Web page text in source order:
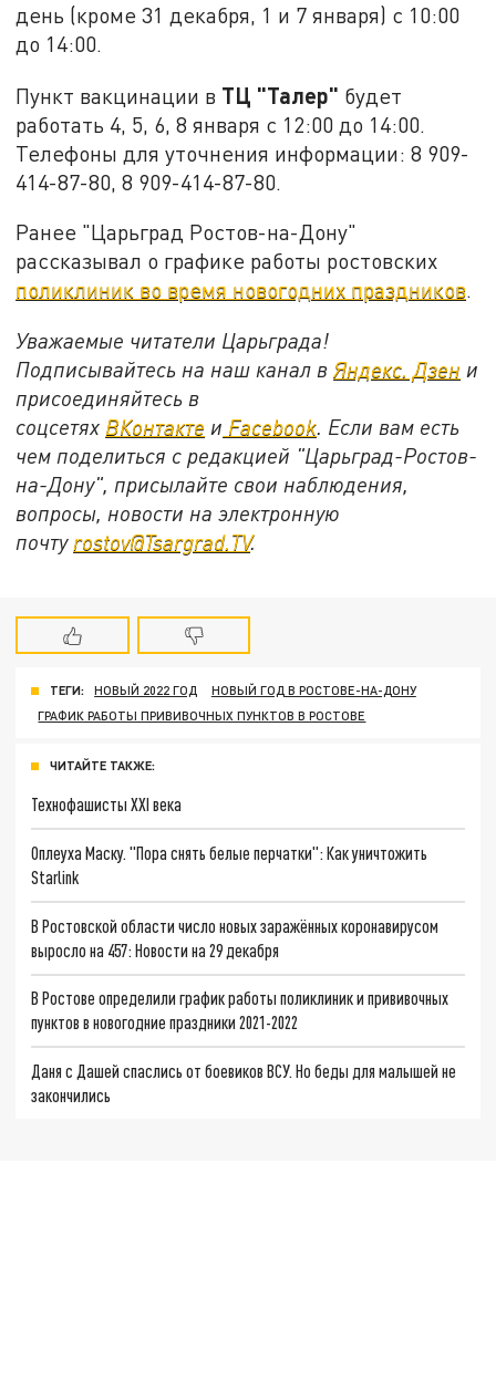
день (кроме 31 декабря, 1 и 7 января) с 10:00
до 14:00.
Пункт вакцинации в ТЦ "Талер" будет
работать 4, 5, 6, 8 января с 12:00 до 14:00.
Телефоны для уточнения информации: 8 909-
414-87-80, 8 909-414-87-80.
Ранее "Царьград Ростов-на-Дону"
рассказывал о графике работы ростовских
поликлиник во время новогодних праздников.
Уважаемые читатели Царьграда!
Подписывайтесь на наш канал вЯндекс. Дзен и
присоединяйтесь в
соцсетях ВКонтакте и Facebook. Если вам есть
чем поделиться с редакцией "Царьград-Ростов-
на-Дону", присылайте свои наблюдения,
вопросы, новости на электронную
почту rostov@Tsargrad.ТV.
ТЕГИ: НОВЫЙ 2022 ГОД
НОВЫЙ ГОД В РОСТОВЕ-НА-ДОНУ
ГРАФИК РАБОТЫ ПРИВИВОЧНЫХ ПУНКТОВ В РОСТОВЕ
ЧИТАЙТЕ ТАКЖЕ:
Технофашисты XXI века
Оплеуха Маску. "Пора снять белые перчатки": Как уничтожить
Starlink
В Ростовской области число новых заражённых коронавирусом
выросло на 457: Новости на 29 декабря
В Ростове определили график работы поликлиник и прививочных
пунктов в новогодние праздники 2021-2022
Даня с Дашей спаслись от боевиков ВСУ. Но беды для малышей не
закончились